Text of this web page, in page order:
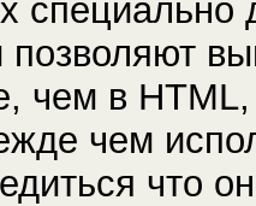
чем в
чем
что